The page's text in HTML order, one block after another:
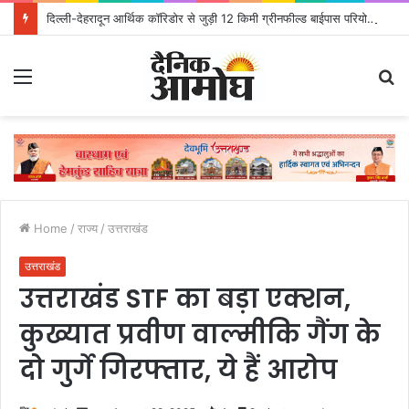
दिल्ली-देहरादून आर्थिक कॉरिडोर से जुड़ी 12 किमी ग्रीनफील्ड बाईपास परियोजना का डीएम ने किया निरीक्षण; समयबद्ध एवं गुणवत्तापूर्ण निर्माण सुनिश्चित करने के निर्देश, सुरक्षा मानकों से कोई समझौता नहींः डीएम
Home / राज्य / उत्तराखंड
उत्तराखंड
उत्तराखंड STF का बड़ा एक्शन,
कुख्यात प्रवीण वाल्मीकि गैंग के
दो गुर्गे गिरफ्तार, ये हैं आरोप